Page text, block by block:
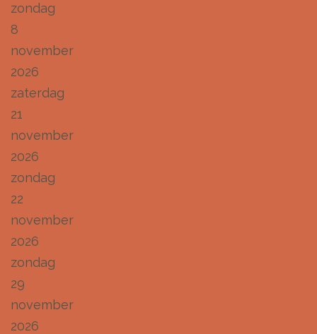
zondag
8
november
2026
zaterdag
21
november
2026
zondag
22
november
2026
zondag
29
november
2026